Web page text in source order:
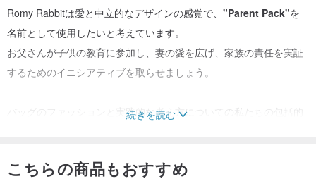
Romy Rabbitは愛と中立的なデザインの感覚で、 "Parent Pack"を
名前として使用したいと考えています。
お父さんが子供の教育に参加し、妻の愛を広げ、家族の責任を実証
するためのイニシアティブを取らせましょう。
バッグのファッションと実践的な考え方についての私たちの包括的
あなたの両親は誰のパッケージだけでなく、
続きを読む
こちらの商品もおすすめ